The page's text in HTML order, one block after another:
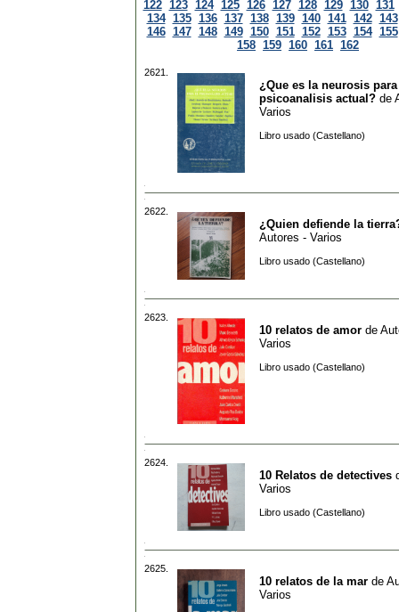
122 123 124 125 126 127 128 129 130 131
134 135 136 137 138 139 140 141 142 143
146 147 148 149 150 151 152 153 154 155
158 159 160 161 162
2621.
¿Que es la neurosis
psicoanalisis actual? de
Varios
Libro usado (Castellano)
2622.
¿Quien defiende la
Autores - Varios
Libro usado (Castellano)
2623.
10 relatos de amor de
Varios
Libro usado (Castellano)
2624.
10 Relatos de detectives
Varios
Libro usado (Castellano)
2625.
10 relatos de la mar de
Varios